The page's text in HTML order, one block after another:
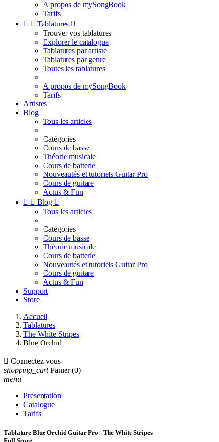
A propos de mySongBook
Tarifs
  Tablatures 
Trouver vos tablatures
Explorer le catalogue
Tablatures par artiste
Tablatures par genre
Toutes les tablatures
A propos de mySongBook
Tarifs
Artistes
Blog
Tous les articles
Catégories
Cours de basse
Théorie musicale
Cours de batterie
Nouveautés et tutoriels Guitar Pro
Cours de guitare
Actus & Fun
  Blog 
Tous les articles
Catégories
Cours de basse
Théorie musicale
Cours de batterie
Nouveautés et tutoriels Guitar Pro
Cours de guitare
Actus & Fun
Support
Store
Accueil
Tablatures
The White Stripes
Blue Orchid
 Connectez-vous
shopping_cart Panier (0)
menu
Présentation
Catalogue
Tarifs
Tablature Blue Orchid Guitar Pro - The White Stripes
Full Score